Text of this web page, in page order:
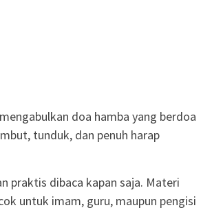
tunduk, dan penuh harap
praktis dibaca kapan saja. Materi
untuk imam, guru, maupun pengisi